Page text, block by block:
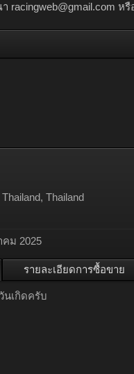
racingweb@gmail.com หรื
Thailand
คม 2025
รายละเอียดการซื้อขาย
นเกิดครับ